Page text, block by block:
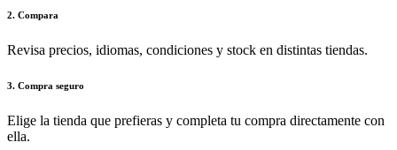
2. Compara
Revisa precios, idiomas, condiciones y stock en distintas tiendas.
3. Compra seguro
Elige la tienda que prefieras y completa tu compra directamente con
ella.